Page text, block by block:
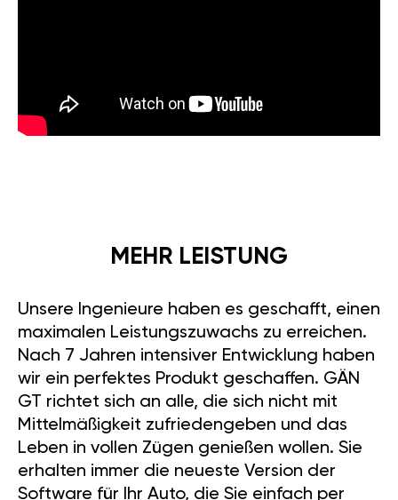
MEHR LEISTUNG
Unsere Ingenieure haben es geschafft, einen
maximalen Leistungszuwachs zu erreichen.
Nach 7 Jahren intensiver Entwicklung haben
wir ein perfektes Produkt geschaffen. GÄN
GT richtet sich an alle, die sich nicht mit
Mittelmäßigkeit zufriedengeben und das
Leben in vollen Zügen genießen wollen. Sie
erhalten immer die neueste Version der
Software für Ihr Auto, die Sie einfach per